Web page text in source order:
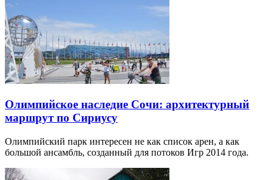
Олимпийское наследие Сочи: архитектурный
маршрут по Сириусу
Олимпийский парк интересен не как список арен, а как
большой ансамбль, созданный для потоков Игр 2014 года.